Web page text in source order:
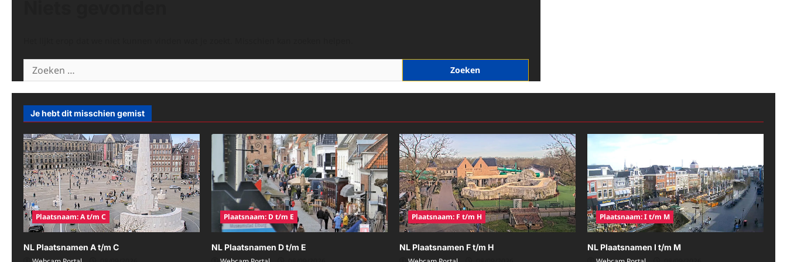
Zoeken
naar:
Je hebt dit misschien gemist
Plaatsnaam: A t/m C
NL Plaatsnamen A t/m C
Plaatsnaam: D t/m E
NL Plaatsnamen D t/m E
Plaatsnaam: F t/m H
NL Plaatsnamen F t/m H
Plaatsnaam: I t/m M
NL Plaatsnamen I t/m M